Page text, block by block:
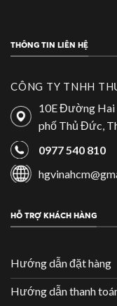
THÔNG TIN LIÊN HỆ
CÔNG TY TNHH
10E Đường Hai
phố Thủ Đức,
0977 540 810
HỖ TRỢ KHÁCH HÀNG
Hướng dẫn đặt hàng
Hướng dẫn thanh